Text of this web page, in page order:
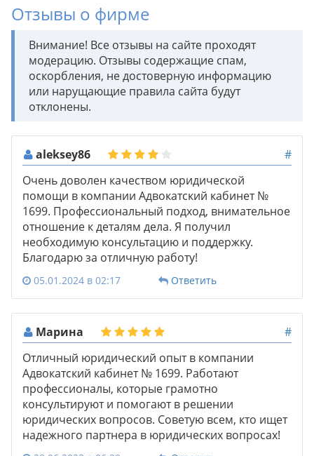
Отзывы о фирме
Внимание! Все отзывы на сайте проходят
модерацию. Отзывы содержащие спам,
оскорбления, не достоверную информацию
или нарущающие правила сайта будут
отклонены.
aleksey86
#
Очень доволен качеством юридической
помощи в компании Адвокатский кабинет №
1699. Профессиональный подход, внимательное
отношение к деталям дела. Я получил
необходимую консультацию и поддержку.
Благодарю за отличную работу!
05.01.2024 в 02:17 Ответить
Марина
#
Отличный юридический опыт в компании
Адвокатский кабинет № 1699. Работают
профессионалы, которые грамотно
консультируют и помогают в решении
юридических вопросов. Советую всем, кто ищет
надежного партнера в юридических вопросах!